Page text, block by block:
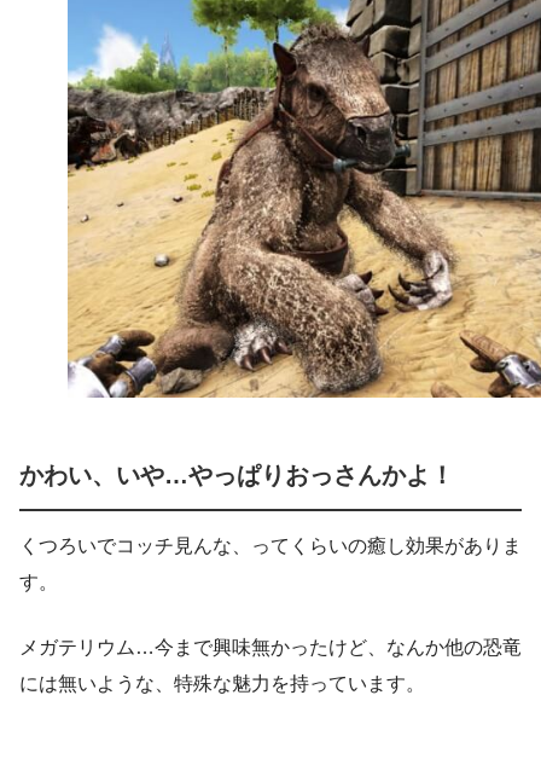
かわい、いや…やっぱりおっさんかよ！
くつろいでコッチ見んな、ってくらいの癒し効果がありま
す。
メガテリウム…今まで興味無かったけど、なんか他の恐竜
には無いような、特殊な魅力を持っています。